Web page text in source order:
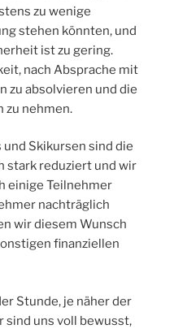
zu wenige
stehen könnten, und
ist zu gering.
nach Absprache mit
zu absolvieren und die
zu nehmen.
und Skikursen sind die
stark reduziert und wir
einige Teilnehmer
nachträglich
wir diesem Wunsch
finanziellen
Stunde, je näher der
sind uns voll bewusst,